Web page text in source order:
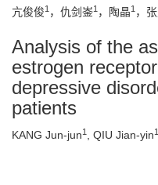
亢俊俊1 ，仇剑崟1 ，陶晶1 ，
Analysis of the
estrogen
depressive
patients
KANG Jun-jun1 , QIU Jian-yin1